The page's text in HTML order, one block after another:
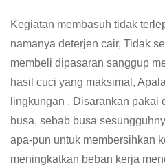
Kegiatan membasuh tidak
namanya deterjen cair, Tidak
membeli dipasaran sanggup
hasil cuci yang maksimal,
lingkungan . Disarankan pakai
busa, sebab busa
apa-pun untuk membersihkan
meningkatkan beban kerja